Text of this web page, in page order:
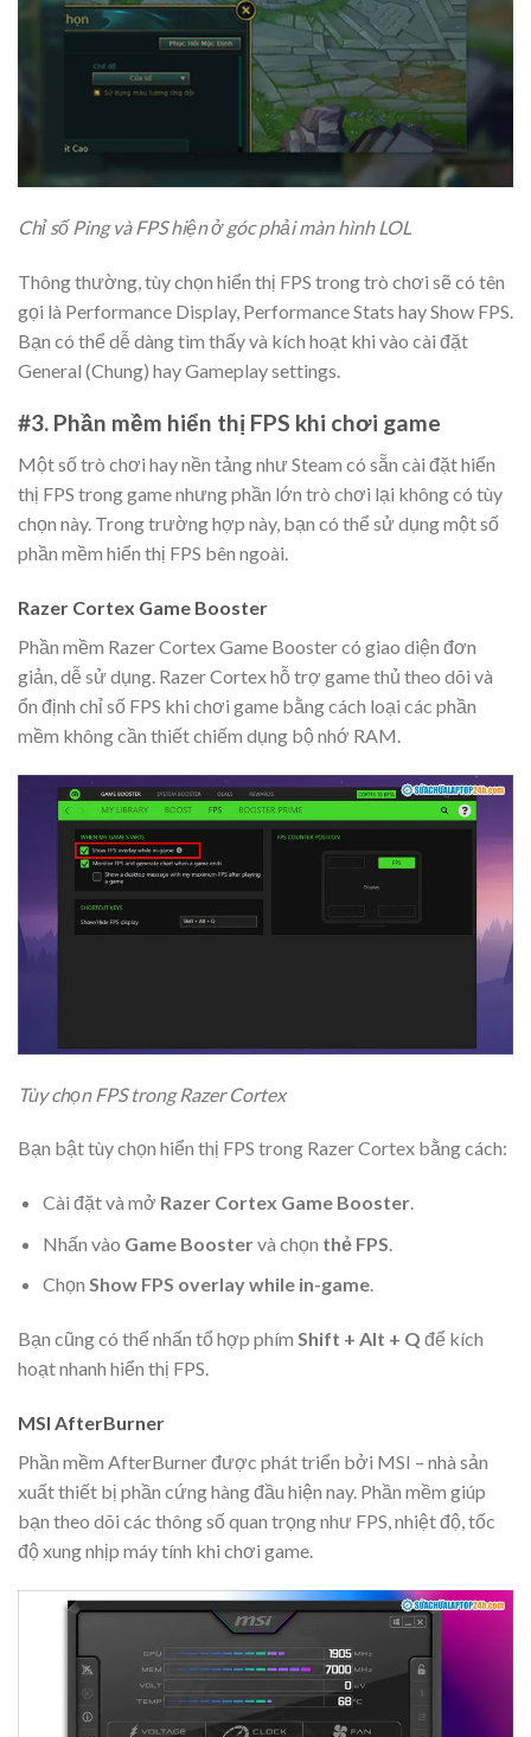
Chỉ số Ping và FPS hiện ở góc phải màn hình LOL
Thông thường, tùy chọn hiển thị FPS trong trò chơi sẽ có tên
gọi là Performance Display, Performance Stats hay Show FPS.
Bạn có thể dễ dàng tìm thấy và kích hoạt khi vào cài đặt
General (Chung) hay Gameplay settings.
#3. Phần mềm hiển thị FPS khi chơi game
Một số trò chơi hay nền tảng như Steam có sẵn cài đặt hiển
thị FPS trong game nhưng phần lớn trò chơi lại không có tùy
chọn này. Trong trường hợp này, bạn có thể sử dụng một số
phần mềm hiển thị FPS bên ngoài.
Razer Cortex Game Booster
Phần mềm Razer Cortex Game Booster có giao diện đơn
giản, dễ sử dụng. Razer Cortex hỗ trợ game thủ theo dõi và
ổn định chỉ số FPS khi chơi game bằng cách loại các phần
mềm không cần thiết chiếm dụng bộ nhớ RAM.
Tùy chọn FPS trong Razer Cortex
Bạn bật tùy chọn hiển thị FPS trong Razer Cortex bằng cách:
Cài đặt và mở Razer Cortex Game Booster.
Nhấn vào Game Boostervà chọn thẻ FPS.
Chọn Show FPS overlay while in-game.
Bạn cũng có thể nhấn tổ hợp phím Shift + Alt + Q để kích
hoạt nhanh hiển thị FPS.
MSI AfterBurner
Phần mềm AfterBurner được phát triển bởi MSI – nhà sản
xuất thiết bị phần cứng hàng đầu hiện nay. Phần mềm giúp
bạn theo dõi các thông số quan trọng như FPS, nhiệt độ, tốc
độ xung nhịp máy tính khi chơi game.